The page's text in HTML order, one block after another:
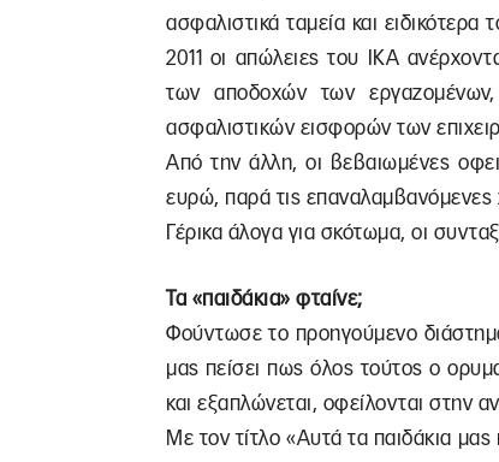
ασφαλιστικά ταμεία και
2011 οι απώλειες του ΙΚΑ
των αποδοχών των
ασφαλιστικών εισφορών των
Από την άλλη, οι βεβαιωμένες
ευρώ, παρά τις επαναλαμβανόμενες
Γέρικα άλογα για σκότωμα, οι
Τα «παιδάκια» φταίνε;
Φούντωσε το προηγούμενο
μας πείσει πως όλος τούτος ο
και εξαπλώνεται, οφείλονται στην
Με τον τίτλο «Αυτά τα παιδάκια